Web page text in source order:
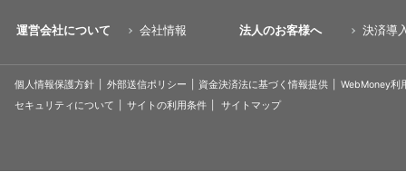
運営会社について 会社情報 法人のお客様へ 決済導
個人情報保護方針 外部送信ポリシー 資金決済法に基づく情報提供
WebMoney利
セキュリティについて
サイトの利用条件 サイトマップ